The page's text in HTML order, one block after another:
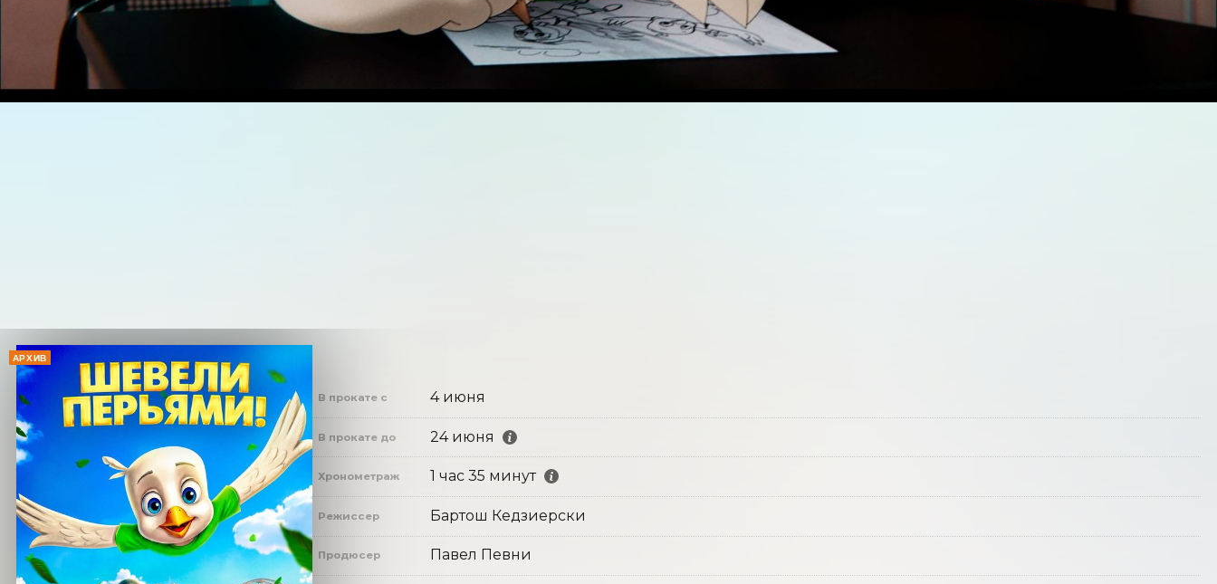
АРХИВ
В прокате с 4 июня
В прокате до 24 июня
Хронометраж 1 час 35 минут
Режиссер Бартош Кедзиерски
Продюсер Павел Певни